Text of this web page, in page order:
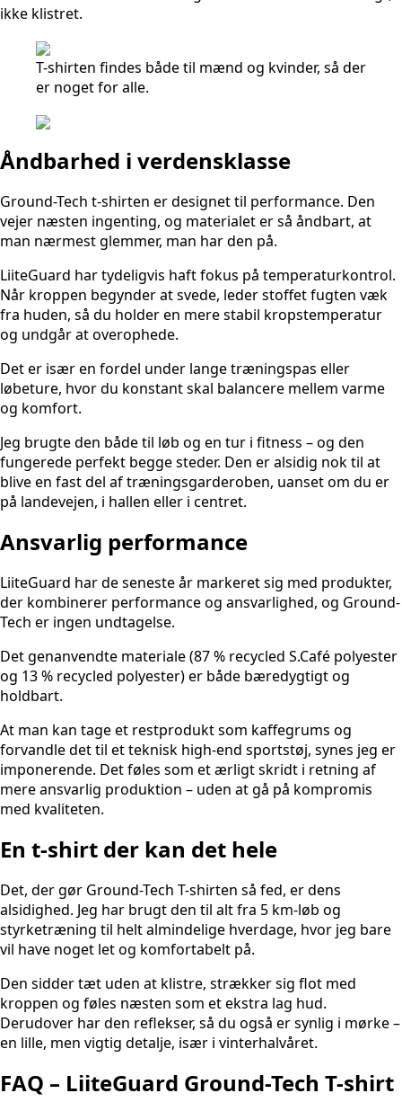
ikke klistret.
T-shirten findes både til mænd og kvinder, så der
er noget for alle.
Åndbarhed i verdensklasse
Ground-Tech t-shirten er designet til performance. Den
vejer næsten ingenting, og materialet er så åndbart, at
man nærmest glemmer, man har den på.
LiiteGuard har tydeligvis haft fokus på temperaturkontrol.
Når kroppen begynder at svede, leder stoffet fugten væk
fra huden, så du holder en mere stabil kropstemperatur
og undgår at overophede.
Det er især en fordel under lange træningspas eller
løbeture, hvor du konstant skal balancere mellem varme
og komfort.
Jeg brugte den både til løb og en tur i fitness – og den
fungerede perfekt begge steder. Den er alsidig nok til at
blive en fast del af træningsgarderoben, uanset om du er
på landevejen, i hallen eller i centret.
Ansvarlig performance
LiiteGuard har de seneste år markeret sig med produkter,
der kombinerer performance og ansvarlighed, og Ground-
Tech er ingen undtagelse.
Det genanvendte materiale (87 % recycled S.Café polyester
og 13 % recycled polyester) er både bæredygtigt og
holdbart.
At man kan tage et restprodukt som kaffegrums og
forvandle det til et teknisk high-end sportstøj, synes jeg er
imponerende. Det føles som et ærligt skridt i retning af
mere ansvarlig produktion – uden at gå på kompromis
med kvaliteten.
En t-shirt der kan det hele
Det, der gør Ground-Tech T-shirten så fed, er dens
alsidighed. Jeg har brugt den til alt fra 5 km-løb og
styrketræning til helt almindelige hverdage, hvor jeg bare
vil have noget let og komfortabelt på.
Den sidder tæt uden at klistre, strækker sig flot med
kroppen og føles næsten som et ekstra lag hud.
Derudover har den reflekser, så du også er synlig i mørke –
en lille, men vigtig detalje, især i vinterhalvåret.
FAQ – LiiteGuard Ground-Tech T-shirt